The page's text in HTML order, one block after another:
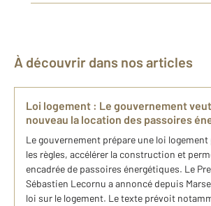
À découvrir dans nos articles
Loi logement : Le gouvernement
nouveau la location des passoires
Le gouvernement prépare une loi
les règles, accélérer la construction et
encadrée de passoires énergétiques. Le
Sébastien Lecornu a annoncé depuis
loi sur le logement. Le texte prévoit